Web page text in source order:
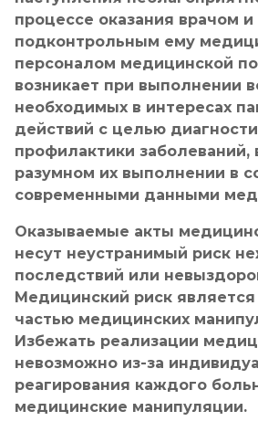
процессе оказания врачом и
подконтрольным ему
персоналом медицинской
возникает при выполнении
необходимых в интересах
действий с целью
профилактики заболеваний,
разумном их выполнении в
современными данными
Оказываемые акты
несут неустранимый риск
последствий или
Медицинский риск является
частью медицинских
Избежать реализации
невозможно из-за
реагирования каждого
медицинские манипуляции.